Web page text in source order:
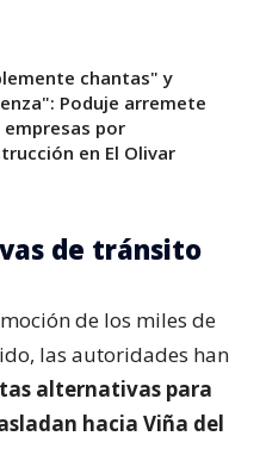
chantas" y
Poduje arremete
por
en El Olivar
de tránsito
de los miles de
las autoridades han
alternativas para
hacia Viña del